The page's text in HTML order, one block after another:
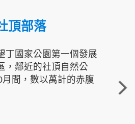
頂部落
丁國家公園第一個發展
，鄰近的社頂自然公
月間，數以萬計的赤腹
重
走進